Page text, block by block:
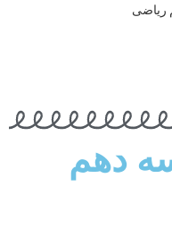
ریاضی
دهم